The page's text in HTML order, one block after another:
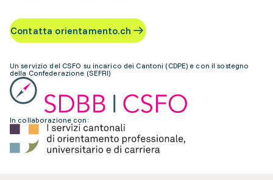
Contatta orientamento.ch
Un servizio del CSFO su incarico dei Cantoni (CDPE) e con il sostegno
della Confederazione (SEFRI)
In collaborazione con: